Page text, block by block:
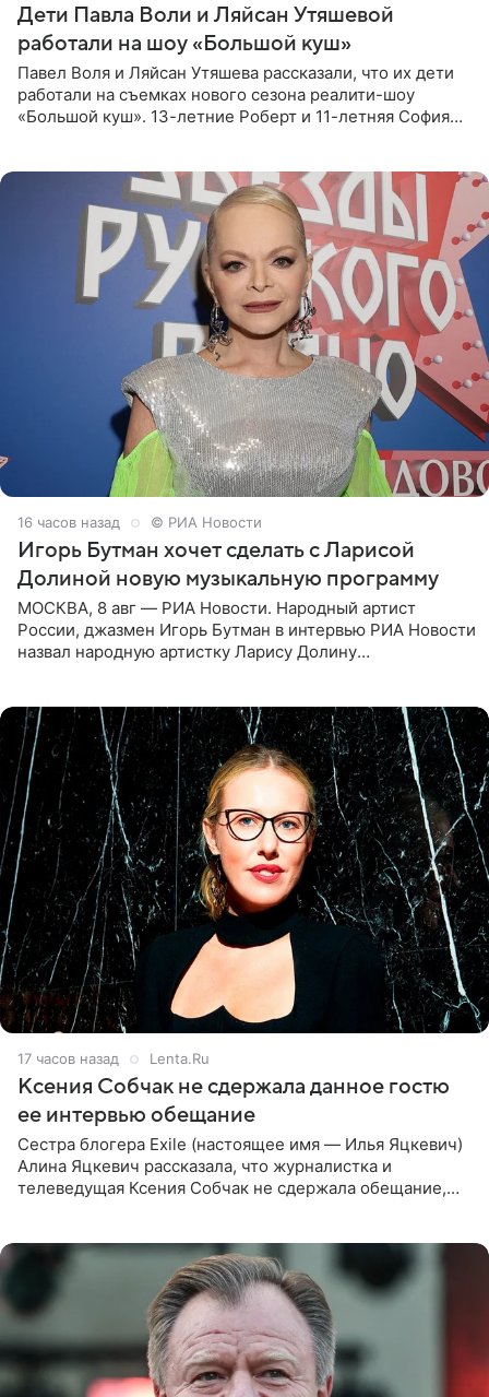
Дети Павла Воли и Ляйсан Утяшевой
работали на шоу «Большой куш»
Павел Воля и Ляйсан Утяшева рассказали, что их дети
работали на съемках нового сезона реалити-шоу
«Большой куш». 13-летние Роберт и 11-летняя София
16 часов назад © РИА Новости
Игорь Бутман хочет сделать с Ларисой
Долиной новую музыкальную программу
МОСКВА, 8 авг — РИА Новости. Народный артист
России, джазмен Игорь Бутман в интервью РИА Новости
назвал народную артистку Ларису Долину
17 часов назад Lenta.Ru
Ксения Собчак не сдержала данное гостю
ее интервью обещание
Сестра блогера Exile (настоящее имя — Илья Яцкевич)
Алина Яцкевич рассказала, что журналистка и
телеведущая Ксения Собчак не сдержала обещание,